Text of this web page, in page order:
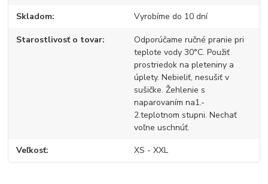
Skladom Vyrobíme do 10 dní
Starostlivosť o tovar
Odporúčame ručné pranie pri
teplote vody 30°C. Použiť
prostriedok na pleteniny a
úplety. Nebieliť, nesušiť v
sušičke. Žehlenie s
naparovaním na1.-
2.teplotnom stupni. Nechať
voľne uschnúť.
Veľkosť XS - XXL